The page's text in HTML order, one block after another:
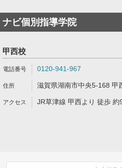
ナビ個別指導学院
甲西校
0120-941-967
滋賀県湖南市中央5-168 甲
JR草津線 甲西より 徒歩 約